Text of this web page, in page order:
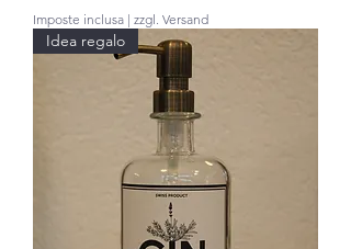
Imposte inclusa | zzgl. Versand
Idea regalo